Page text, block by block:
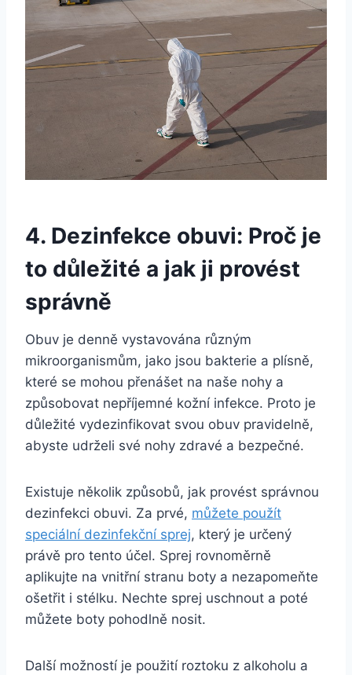
4. Dezinfekce obuvi: Proč je
to důležité a jak​ ji provést
správně
Obuv je denně⁣ vystavována různým
mikroorganismům,​ jako jsou bakterie a plísně,
které se‌ mohou přenášet na naše‍ nohy⁣ a
způsobovat nepříjemné kožní infekce. Proto je
důležité ‌vydezinfikovat svou obuv pravidelně,
abyste⁣ udrželi své nohy zdravé‍ a bezpečné.
Existuje⁤ několik způsobů, jak ⁣provést správnou
dezinfekci obuvi. Za prvé, můžete použít
⁢speciální⁤ dezinfekční sprej, který‌ je určený
právě pro tento⁣ účel. Sprej rovnoměrně
aplikujte na ​vnitřní stranu boty a nezapomeňte
ošetřit i ‌stélku. Nechte‍ sprej uschnout ⁤a poté
můžete boty ‌pohodlně nosit.
Další ‍možností je použití roztoku ⁢z alkoholu a